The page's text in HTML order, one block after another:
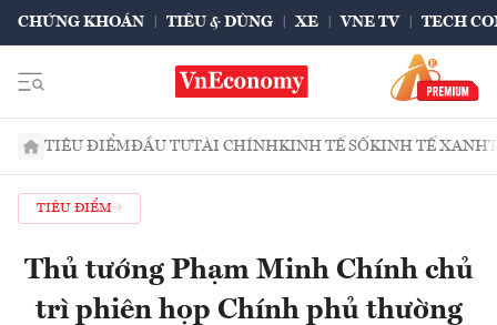
CHỨNG KHOÁN TIÊU & DÙNG XE VNE TV TECH
TIÊU ĐIỂMĐẦU TƯTÀI CHÍNHKINH TẾ SỐKINH TẾ XANH
TIÊU ĐIỂM
Thủ tướng Phạm Minh Chính chủ
trì phiên họp Chính phủ thường